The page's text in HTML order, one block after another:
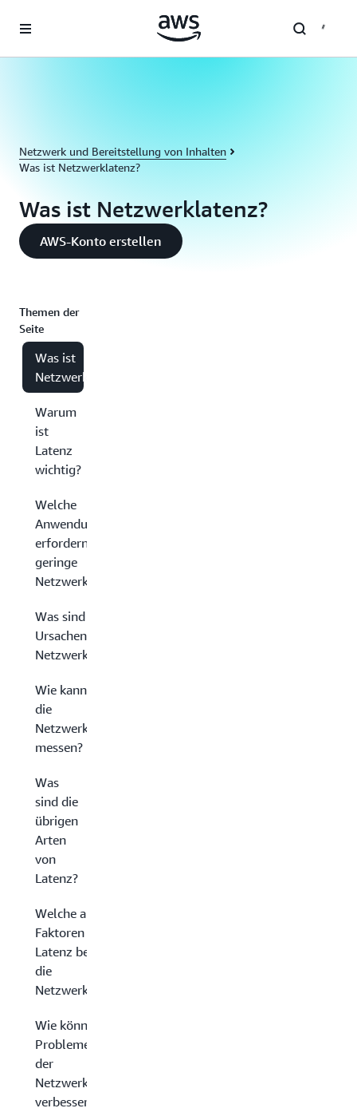
Überspringen zum Hauptinhalt
Netzwerk und Bereitstellung von Inhalten
Was ist Netzwerklatenz?
Was ist Netzwerklatenz?
AWS-Konto erstellen
Themen der
Seite
Was ist
Netzwerklatenz?
Warum
ist
Latenz
wichtig?
Welche
Anwendungen
erfordern eine
geringe
Netzwerklatenz?
Was sind die
Ursachen für
Netzwerklatenz?
Wie kann man
die
Netzwerklatenz
messen?
Was
sind die
übrigen
Arten
von
Latenz?
Welche anderen
Faktoren als die
Latenz bestimmen
die
Netzwerkleistung?
Wie können Sie
Probleme mit
der
Netzwerklatenz
verbessern?